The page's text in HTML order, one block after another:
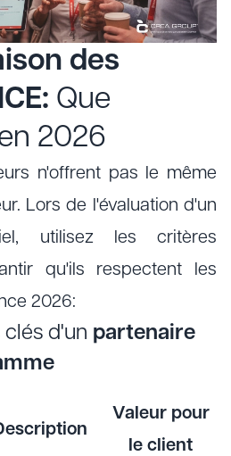
des
Que
2026
n'offrent pas le même
Lors de l'évaluation d'un
utilisez les critères
qu'ils respectent les
2026:
d'un partenaire
Valeur pour
le client